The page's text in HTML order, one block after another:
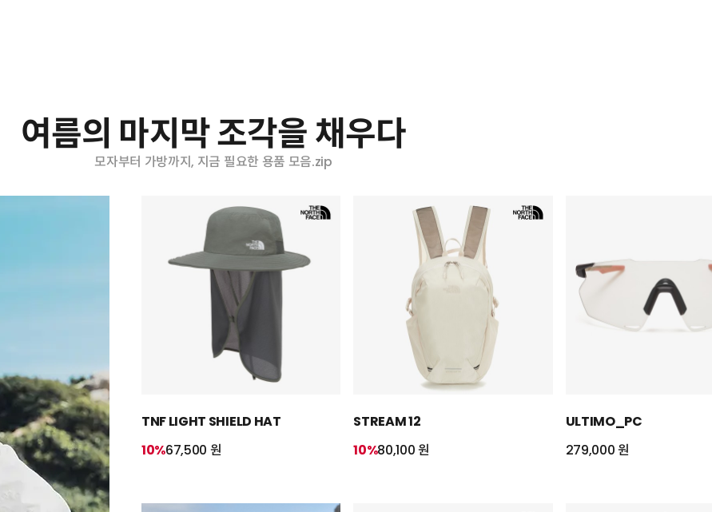
여름의 마지막 조각을 채우다
모자부터 가방까지, 지금 필요한 용품 모음.zip
TNF LIGHT SHIELD HAT
67,500 원
10%
STREAM 12
80,100 원
10%
ULTIMO_PC
279,000 원